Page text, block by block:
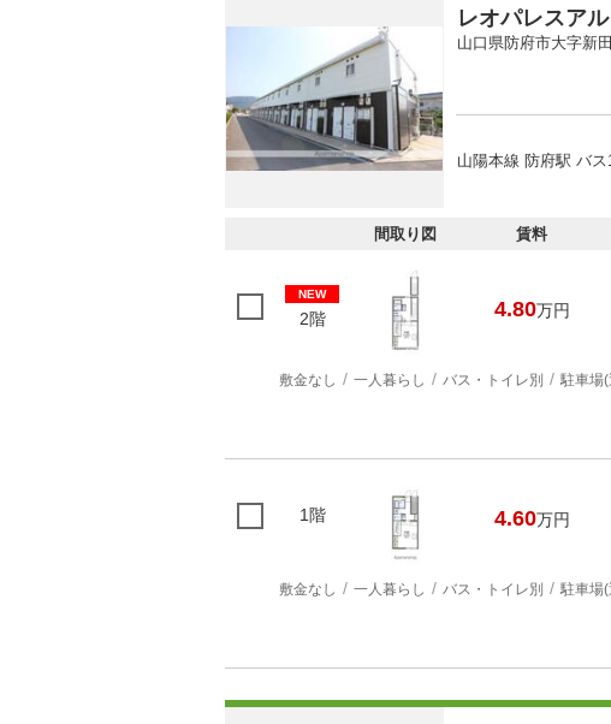
レオパレスアル
山口県防府市大字新田
山陽本線 防府駅 バ
間取り図 賃料
NEW
2階 4.80万円
敷金なし 一人暮らし バス・トイレ別 駐車場
1階 4.60万円
敷金なし 一人暮らし バス・トイレ別 駐車場